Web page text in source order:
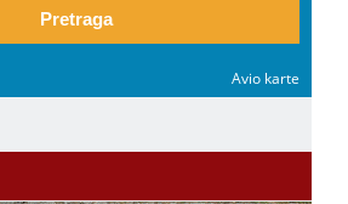
Pretraga
Avio karte